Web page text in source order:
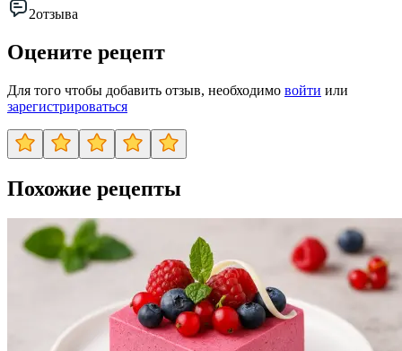
2отзыва
Оцените рецепт
Для того чтобы добавить отзыв, необходимо войти или
зарегистрироваться
Похожие рецепты